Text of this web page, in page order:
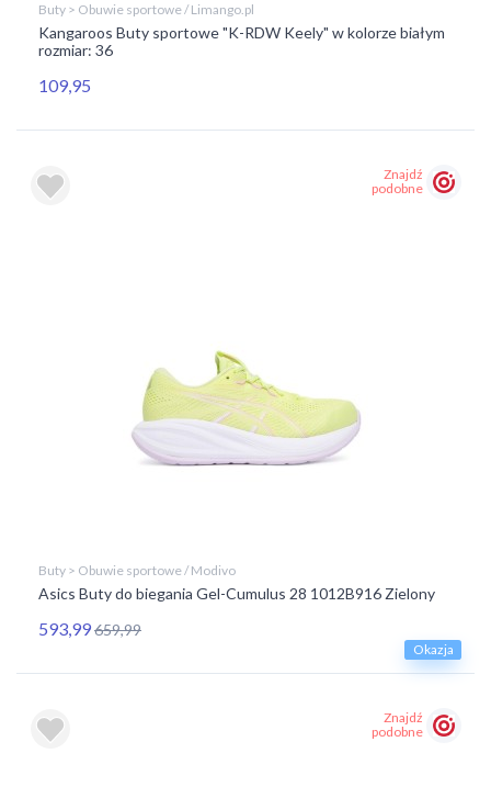
Buty > Obuwie sportowe / Limango.pl
Kangaroos Buty sportowe "K-RDW Keely" w kolorze białym
rozmiar: 36
109,95
Okazja
Znajdź
podobne
Buty > Obuwie sportowe / Modivo
Asics Buty do biegania Gel-Cumulus 28 1012B916 Zielony
593,99659,99
Znajdź
podobne